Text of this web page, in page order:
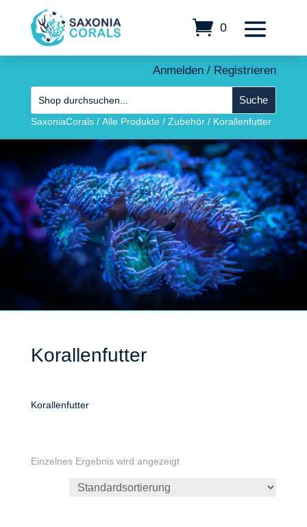
0
Anmelden / Registrieren
SaxoniaCorals/ Alle Produkte/ Zubehör/ Korallenfutter
Korallenfutter
Korallenfutter
Einzelnes Ergebnis wird angezeigt